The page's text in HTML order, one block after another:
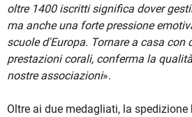
oltre 1400 iscritti significa dover
ma anche una forte pressione
scuole d'Europa. Tornare a casa con
prestazioni corali, conferma la
nostre associazioni».
Oltre ai due medagliati, la